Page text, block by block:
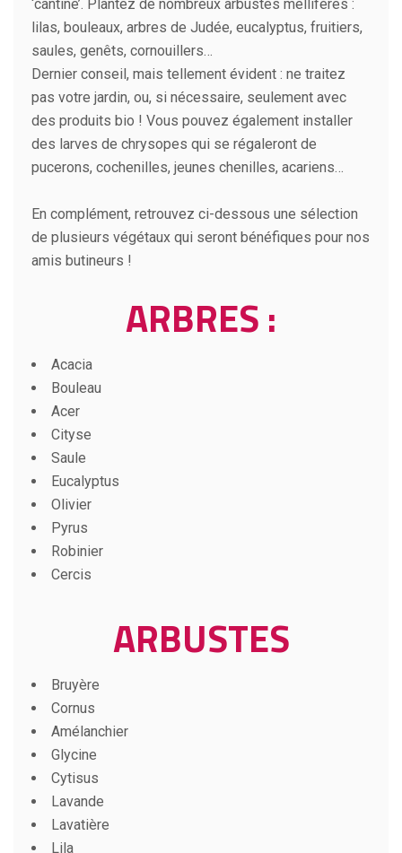
‘cantine’. Plantez de nombreux arbustes mellifères :
lilas, bouleaux, arbres de Judée, eucalyptus, fruitiers,
saules, genêts, cornouillers…
Dernier conseil, mais tellement évident : ne traitez
pas votre jardin, ou, si nécessaire, seulement avec
des produits bio ! Vous pouvez également installer
des larves de chrysopes qui se régaleront de
pucerons, cochenilles, jeunes chenilles, acariens…
En complément, retrouvez ci-dessous une sélection
de plusieurs végétaux qui seront bénéfiques pour nos
amis butineurs !
ARBRES :
Acacia
Bouleau
Acer
Cityse
Saule
Eucalyptus
Olivier
Pyrus
Robinier
Cercis
ARBUSTES
Bruyère
Cornus
Amélanchier
Glycine
Cytisus
Lavande
Lavatière
Lila